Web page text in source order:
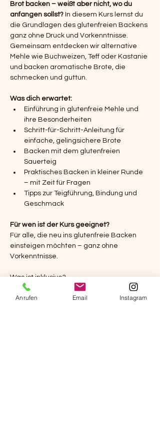
Brot backen – weißt aber nicht, wo du
anfangen sollst? In diesem Kurs lernst du
die Grundlagen des glutenfreien Backens
ganz ohne Druck und Vorkenntnisse.
Gemeinsam entdecken wir alternative
Mehle wie Buchweizen, Teff oder Kastanie
und backen aromatische Brote, die
schmecken und guttun.
Was dich erwartet:
Einführung in glutenfreie Mehle und
ihre Besonderheiten
Schritt-für-Schritt-Anleitung für
einfache, gelingsichere Brote
Backen mit dem glutenfreien
Sauerteig
Praktisches Backen in kleiner Runde
– mit Zeit für Fragen
Tipps zur Teigführung, Bindung und
Geschmack
Für wen ist der Kurs geeignet?
Für alle, die neu ins glutenfreie Backen
einsteigen möchten – ganz ohne
Vorkenntnisse.
Was ist inklusive?
Dein eigenes, frisch gebackenes,
glutenfreies
Brot zum Mitnehmen
Anrufen Email Instagram